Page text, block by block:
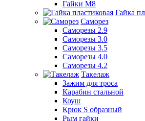
Гайки М8
Гайка
Саморез
Саморезы 2.9
Саморезы 3.0
Саморезы 3.5
Саморезы 4.0
Саморезы 4.2
Такелаж
Зажим для троса
Карабин стальной
Коуш
Крюк S образный
Рым гайки